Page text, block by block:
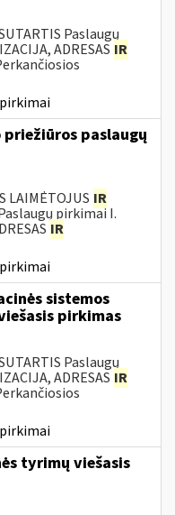
Paslaugų
ADRESAS IR
paslaugų
LAIMĖTOJUS IR
pirkimai I.
IR
sistemos
pirkimas
Paslaugų
ADRESAS IR
tyrimų viešasis